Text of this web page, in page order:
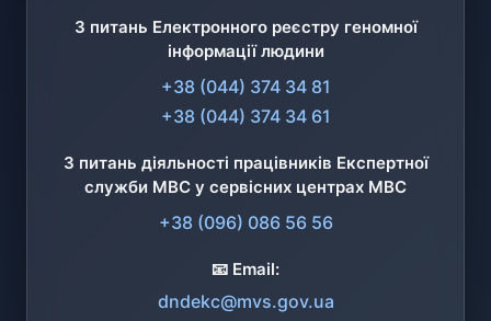
З питань Електронного реєстру геномної
інформації людини
+38 (044) 374 34 81
+38 (044) 374 34 61
З питань діяльності працівників Експертної
служби МВС у сервісних центрах МВС
+38 (096) 086 56 56
📧 Email:
dndekc@mvs.gov.ua